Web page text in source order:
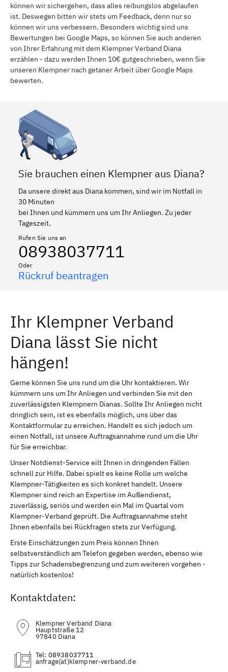
können wir sichergehen, dass alles reibungslos abgelaufen
ist. Deswegen bitten wir stets um Feedback, denn nur so
können wir uns verbessern. Besonders wichtig sind uns
Bewertungen bei Google Maps, so können Sie auch anderen
von Ihrer Erfahrung mit dem Klempner Verband Diana
erzählen - dazu werden Ihnen 10€ gutgeschrieben, wenn Sie
unseren Klempner nach getaner Arbeit über Google Maps
bewerten.
Sie brauchen einen Klempner aus Diana?
Da unsere direkt aus Diana kommen, sind wir im Notfall in
30 Minuten
bei Ihnen und kümmern uns um Ihr Anliegen. Zu jeder
Tageszeit.
Rufen Sie uns an
08938037711
Oder
Rückruf beantragen
Ihr Klempner Verband
Diana lässt Sie nicht
hängen!
Gerne können Sie uns rund um die Uhr kontaktieren. Wir
kümmern uns um Ihr Anliegen und verbinden Sie mit den
zuverlässigsten Klempnern Dianas. Sollte Ihr Anliegen nicht
dringlich sein, ist es ebenfalls möglich, uns über das
Kontaktformular zu erreichen. Handelt es sich jedoch um
einen Notfall, ist unsere Auftragsannahme rund um die Uhr
für Sie erreichbar.
Unser Notdienst-Service eilt Ihnen in dringenden Fällen
schnell zur Hilfe. Dabei spielt es keine Rolle um welche
Klempner-Tätigkeiten es sich konkret handelt. Unsere
Klempner sind reich an Expertise im Außendienst,
zuverlässig, seriös und werden ein Mal im Quartal vom
Klempner-Verband geprüft. Die Auftragsannahme steht
Ihnen ebenfalls bei Rückfragen stets zur Verfügung.
Erste Einschätzungen zum Preis können Ihnen
selbstverständlich am Telefon gegeben werden, ebenso wie
Tipps zur Schadensbegrenzung und zum weiteren vorgehen -
natürlich kostenlos!
Kontaktdaten:
Klempner Verband Diana
Hauptstraße 12
97840 Diana
Tel: 08938037711
(at)